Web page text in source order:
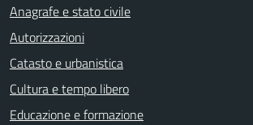
Anagrafe e stato civile
Autorizzazioni
Catasto e urbanistica
Cultura e tempo libero
Educazione e formazione